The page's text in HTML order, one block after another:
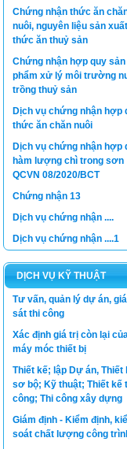
Chứng nhận thức ăn
nuôi, nguyên liệu sản xuất
thức ăn thuỷ sản
Chứng nhận hợp quy sản
phẩm xử lý môi trường
trồng thuỷ sản
Dịch vụ chứng nhận hợp
thức ăn chăn nuôi
Dịch vụ chứng nhận hợp
hàm lượng chì trong sơn
QCVN 08/2020/BCT
Chứng nhận 13
Dịch vụ chứng nhận ....
Dịch vụ chứng nhận ....1
DỊCH VỤ KỸ THUẬT
Tư vấn, quản lý dự án,
sát thi công
Xác định giá trị còn lại
máy móc thiết bị
Thiết kế; lập Dự án, Thiết
sơ bộ; Kỹ thuật; Thiết kế
công; Thi công xây dựng
Giám định - Kiểm định,
soát chất lượng công